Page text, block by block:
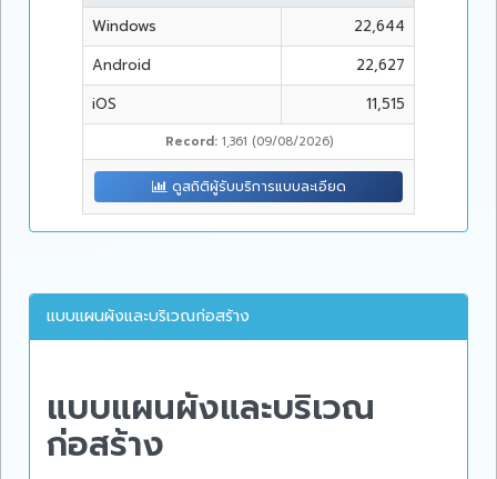
Windows
22,644
Android
22,627
iOS
11,515
Record:1,361 (09/08/2026)
ดูสถิติผู้รับบริการแบบละเอียด
แบบแผนผังและบริเวณก่อสร้าง
แบบแผนผังและบริเวณ
ก่อสร้าง